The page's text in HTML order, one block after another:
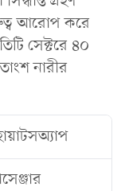
আরোপ করে
সেক্টরে ৪০
নারীর